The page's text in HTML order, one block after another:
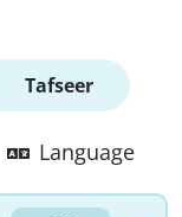
Tafseer
Language